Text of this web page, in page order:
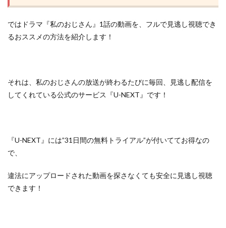
ではドラマ『私のおじさん』1話の動画を、フルで見逃し視聴でき
るおススメの方法を紹介します！
それは、私のおじさんの放送が終わるたびに毎回、見逃し配信を
してくれている公式のサービス『U-NEXT』 です！
『U-NEXT』には”31日間の無料トライアル”が付いててお得なの
で、
違法にアップロードされた動画を探さなくても安全に見逃し視聴
できます！